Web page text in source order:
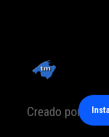
Creado por